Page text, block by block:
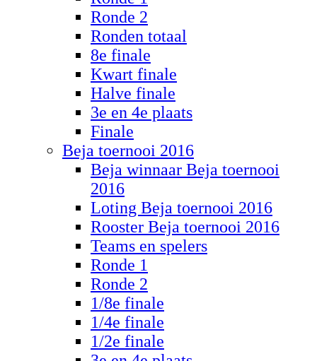
Ronde 2
Ronden totaal
8e finale
Kwart finale
Halve finale
3e en 4e plaats
Finale
Beja toernooi 2016
Beja winnaar Beja toernooi
2016
Loting Beja toernooi 2016
Rooster Beja toernooi 2016
Teams en spelers
Ronde 1
Ronde 2
1/8e finale
1/4e finale
1/2e finale